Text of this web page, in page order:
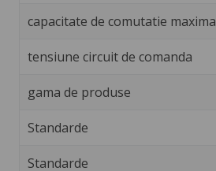
capacitate de comutatie maxima
tensiune circuit de comanda
gama de produse
Standarde
Standarde